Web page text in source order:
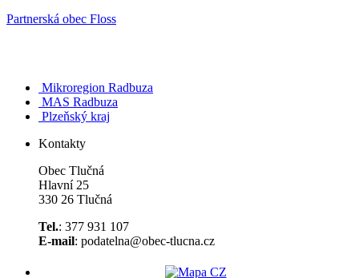
Partnerská obec Floss
Mikroregion Radbuza
MAS Radbuza
Plzeňský kraj
Kontakty
Obec Tlučná
Hlavní 25
330 26 Tlučná
Tel.: 377 931 107
E-mail: podatelna@obec-tlucna.cz